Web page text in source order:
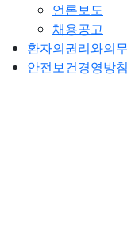
언론보도
채용공고
환자의권리와의무
안전보건경영방침